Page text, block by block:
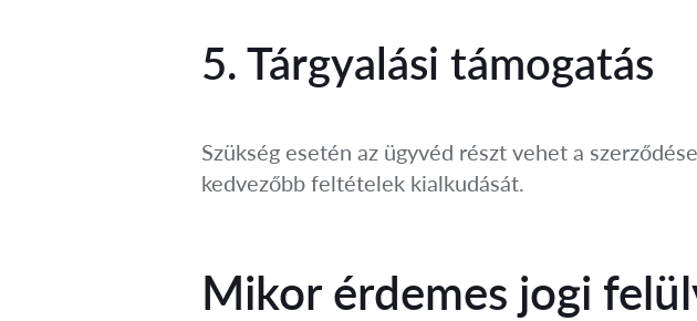
5. Tárgyalási támogatás
Szükség esetén az ügyvéd részt vehet a
kedvezőbb feltételek kialkudását.
Mikor érdemes jogi